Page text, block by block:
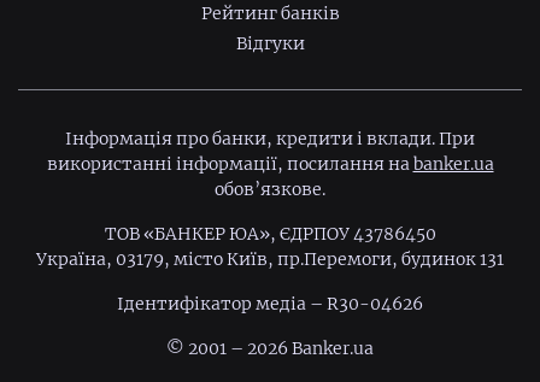
Рейтинг банків
Відгуки
Інформація про банки, кредити і вклади. При
використанні інформації, посилання наbanker.ua
обов’язкове.
ТОВ «БАНКЕР ЮА», ЄДРПОУ 43786450
Україна, 03179, місто Київ, пр.Перемоги, будинок 131
Ідентифiкатор медiа – R30-04626
© 2001 – 2026 Banker.ua